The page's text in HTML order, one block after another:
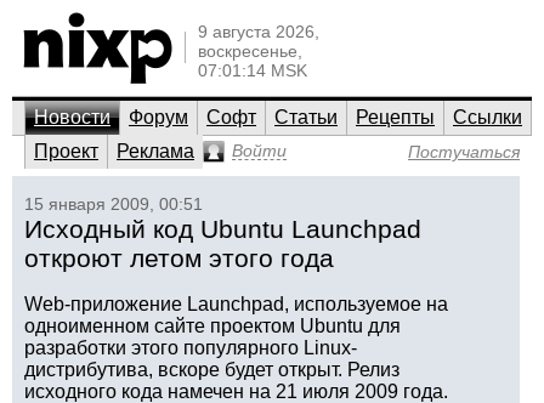
9 августа 2026,
воскресенье,
07:01:14 MSK
Новости Форум Софт Статьи Рецепты
Ссылки
Проект
Реклама Войти Постучаться
15 января 2009, 00:51
Исходный код Ubuntu Launchpad
откроют летом этого года
Web-приложение Launchpad, используемое на
одноименном сайте проектом Ubuntu для
разработки этого популярного Linux-
дистрибутива, вскоре будет открыт. Релиз
исходного кода намечен на 21 июля 2009 года.